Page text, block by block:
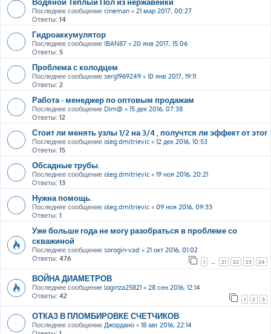
Последнее сообщение cineman « 21 мар 2017, 00:27
Ответы: 14
Гидроаккумулятор
Последнее сообщение IBAN87 « 20 янв 2017, 15:06
Ответы: 5
Проблема с колодцем
Последнее сообщение serg1969249 « 10 янв 2017, 19:11
Ответы: 2
Работа - менеджер по оптовым продажам
Последнее сообщение Dim@ « 15 дек 2016, 07:38
Ответы: 12
Стоит ли менять узлы 1/2 на 3/4 , получтся ли эффект от этог
Последнее сообщение oleg.dmitrievic « 12 дек 2016, 10:53
Ответы: 15
Обсадные трубы.
Последнее сообщение oleg.dmitrievic « 19 ноя 2016, 20:21
Ответы: 13
Нужна помощь.
Последнее сообщение oleg.dmitrievic « 09 ноя 2016, 09:33
Ответы: 1
Уже больше года не могу разобраться в проблеме со
скважиной
Последнее сообщение sorogin-vad « 21 окт 2016, 01:02
Ответы: 476 1 21 22 23 24
ВОЙНА ДИАМЕТРОВ
Последнее сообщение loginza25821 « 28 сен 2016, 12:14
Ответы: 42 1 2 3
ОТКАЗ В ПЛОМБИРОВКЕ СЧЕТЧИКОВ
Последнее сообщение Джордано « 18 авг 2016, 22:14